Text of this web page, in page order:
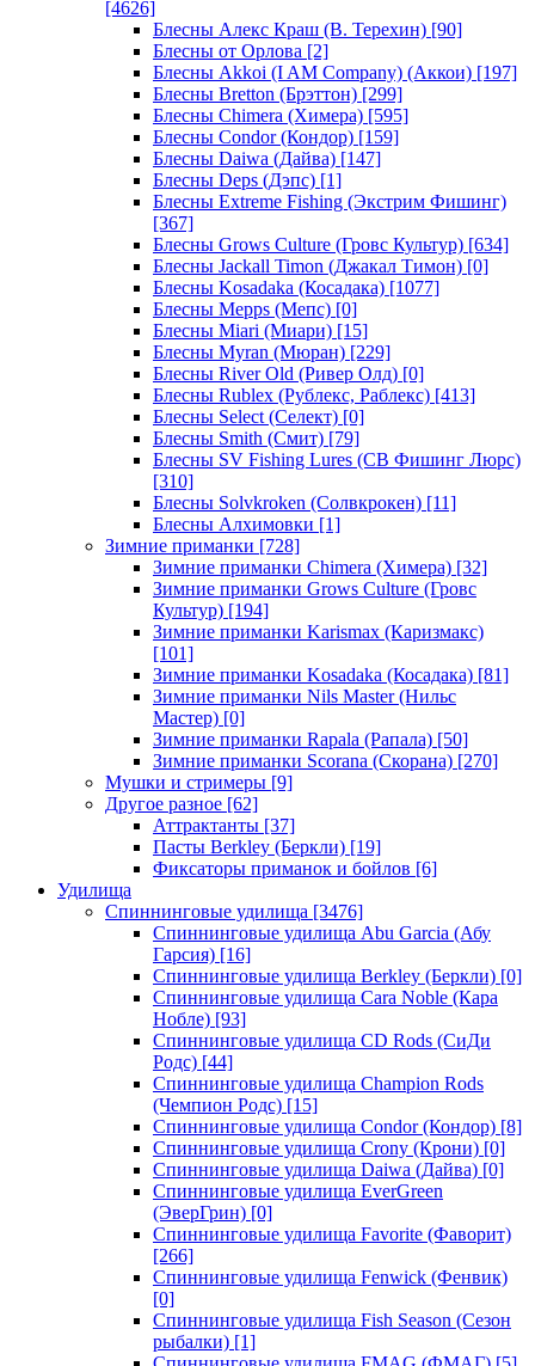
[4626]
Блесны Алекс Краш (В. Терехин) [90]
Блесны от Орлова [2]
Блесны Akkoi (I AM Company) (Аккои) [197]
Блесны Bretton (Брэттон) [299]
Блесны Chimera (Химера) [595]
Блесны Condor (Кондор) [159]
Блесны Daiwa (Дайва) [147]
Блесны Deps (Дэпс) [1]
Блесны Extreme Fishing (Экстрим Фишинг)
[367]
Блесны Grows Culture (Гровс Культур) [634]
Блесны Jackall Timon (Джакал Тимон) [0]
Блесны Kosadaka (Косадака) [1077]
Блесны Mepps (Мепс) [0]
Блесны Miari (Миари) [15]
Блесны Myran (Мюран) [229]
Блесны River Old (Ривер Олд) [0]
Блесны Rublex (Рублекс, Раблекс) [413]
Блесны Select (Селект) [0]
Блесны Smith (Смит) [79]
Блесны SV Fishing Lures (СВ Фишинг Люрс)
[310]
Блесны Solvkroken (Солвкрокен) [11]
Блесны Алхимовки [1]
Зимние приманки [728]
Зимние приманки Chimera (Химера) [32]
Зимние приманки Grows Culture (Гровс
Культур) [194]
Зимние приманки Karismax (Каризмакс)
[101]
Зимние приманки Kosadaka (Косадака) [81]
Зимние приманки Nils Master (Нильс
Мастер) [0]
Зимние приманки Rapala (Рапала) [50]
Зимние приманки Scorana (Скорана) [270]
Мушки и стримеры [9]
Другое разное [62]
Аттрактанты [37]
Пасты Berkley (Беркли) [19]
Фиксаторы приманок и бойлов [6]
Удилища
Спиннинговые удилища [3476]
Спиннинговые удилища Abu Garcia (Абу
Гарсия) [16]
Спиннинговые удилища Berkley (Беркли) [0]
Спиннинговые удилища Cara Noble (Кара
Нобле) [93]
Спиннинговые удилища CD Rods (СиДи
Родс) [44]
Спиннинговые удилища Champion Rods
(Чемпион Родс) [15]
Спиннинговые удилища Condor (Кондор) [8]
Спиннинговые удилища Crony (Крони) [0]
Спиннинговые удилища Daiwa (Дайва) [0]
Спиннинговые удилища EverGreen
(ЭверГрин) [0]
Спиннинговые удилища Favorite (Фаворит)
[266]
Спиннинговые удилища Fenwick (Фенвик)
[0]
Спиннинговые удилища Fish Season (Сезон
рыбалки) [1]